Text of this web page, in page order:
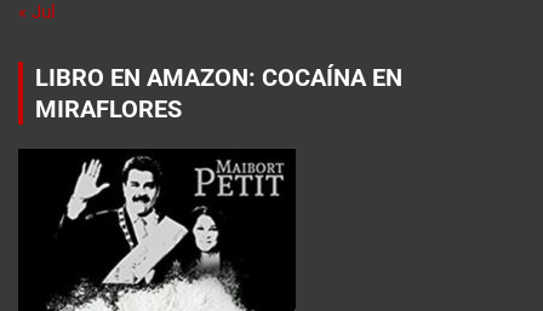
« Jul
LIBRO EN AMAZON: COCAÍNA EN
MIRAFLORES